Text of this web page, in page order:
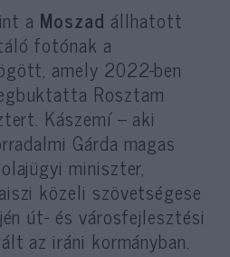
a Moszad állhatott
fotónak a
amely 2022-ben
Rosztam
Kászemí – aki
Gárda magas
miniszter,
közeli szövetségese
út- és városfejlesztési
az iráni kormányban.